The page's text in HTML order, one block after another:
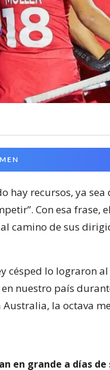
hay recursos, ya sea
Con esa frase,
camino de sus
césped lo lograron
nuestro país
la octava
en grande a días